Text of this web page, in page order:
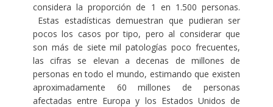
considera la proporción de 1 en 1.500 personas.
Estas estadísticas demuestran que pudieran ser
pocos los casos por tipo, pero al considerar que
son más de siete mil patologías poco frecuentes,
las cifras se elevan a decenas de millones de
personas en todo el mundo, estimando que existen
aproximadamente 60 millones de personas
afectadas entre Europa y los Estados Unidos de